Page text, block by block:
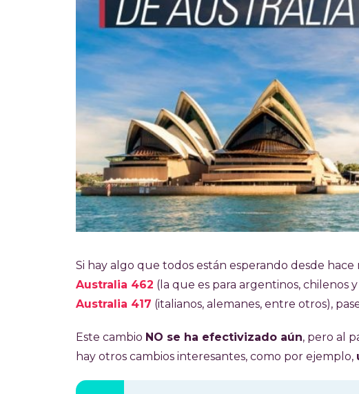
Si hay algo que todos están esperando desde
Australia 462 (la que es para argentinos, chilenos
Australia 417 (italianos, alemanes, entre otros),
Este cambio NO se ha efectivizado aún, pero al
hay otros cambios interesantes, como por ejemplo,